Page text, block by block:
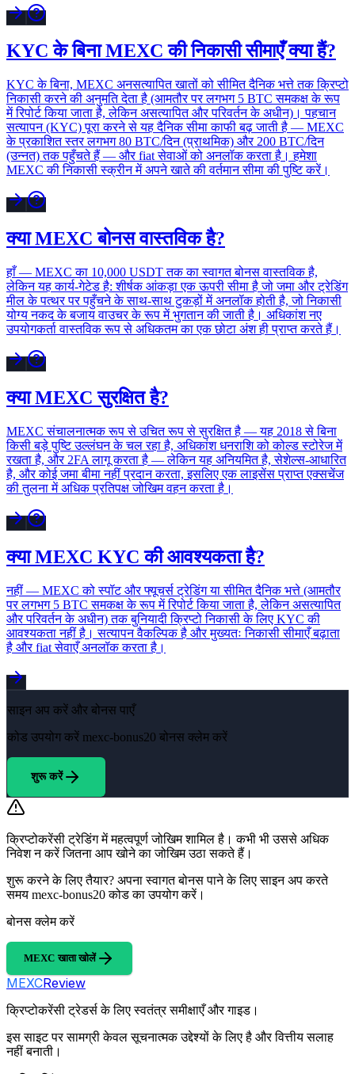
KYC के बिना MEXC की निकासी सीमाएँ क्या हैं?
KYC के बिना, MEXC अनसत्यापित खातों को सीमित दैनिक भत्ते तक क्रिप्टो
निकासी करने की अनुमति देता है (आमतौर पर लगभग 5 BTC समकक्ष के रूप
में रिपोर्ट किया जाता है, लेकिन असत्यापित और परिवर्तन के अधीन)। पहचान
सत्यापन (KYC) पूरा करने से यह दैनिक सीमा काफी बढ़ जाती है — MEXC
के प्रकाशित स्तर लगभग 80 BTC/दिन (प्राथमिक) और 200 BTC/दिन
(उन्नत) तक पहुँचते हैं — और fiat सेवाओं को अनलॉक करता है। हमेशा
MEXC की निकासी स्क्रीन में अपने खाते की वर्तमान सीमा की पुष्टि करें।
क्या MEXC बोनस वास्तविक है?
हाँ — MEXC का 10,000 USDT तक का स्वागत बोनस वास्तविक है,
लेकिन यह कार्य-गेटेड है: शीर्षक आंकड़ा एक ऊपरी सीमा है जो जमा और ट्रेडिंग
मील के पत्थर पर पहुँचने के साथ-साथ टुकड़ों में अनलॉक होती है, जो निकासी
योग्य नकद के बजाय वाउचर के रूप में भुगतान की जाती है। अधिकांश नए
उपयोगकर्ता वास्तविक रूप से अधिकतम का एक छोटा अंश ही प्राप्त करते हैं।
क्या MEXC सुरक्षित है?
MEXC संचालनात्मक रूप से उचित रूप से सुरक्षित है — यह 2018 से बिना
किसी बड़े पुष्टि उल्लंघन के चल रहा है, अधिकांश धनराशि को कोल्ड स्टोरेज में
रखता है, और 2FA लागू करता है — लेकिन यह अनियमित है, सेशेल्स-आधारित
है, और कोई जमा बीमा नहीं प्रदान करता, इसलिए एक लाइसेंस प्राप्त एक्सचेंज
की तुलना में अधिक प्रतिपक्ष जोखिम वहन करता है।
क्या MEXC KYC की आवश्यकता है?
नहीं — MEXC को स्पॉट और फ्यूचर्स ट्रेडिंग या सीमित दैनिक भत्ते (आमतौर
पर लगभग 5 BTC समकक्ष के रूप में रिपोर्ट किया जाता है, लेकिन असत्यापित
और परिवर्तन के अधीन) तक बुनियादी क्रिप्टो निकासी के लिए KYC की
आवश्यकता नहीं है। सत्यापन वैकल्पिक है और मुख्यतः निकासी सीमाएँ बढ़ाता
है और fiat सेवाएँ अनलॉक करता है।
साइन अप करें और बोनस पाएँ
कोड उपयोग करें mexc-bonus20 बोनस क्लेम करें
शुरू करें
क्रिप्टोकरेंसी ट्रेडिंग में महत्वपूर्ण जोखिम शामिल है। कभी भी उससे अधिक
निवेश न करें जितना आप खोने का जोखिम उठा सकते हैं।
शुरू करने के लिए तैयार? अपना स्वागत बोनस पाने के लिए साइन अप करते
समय mexc-bonus20 कोड का उपयोग करें।
बोनस क्लेम करें
MEXC खाता खोलें
MEXCReview
क्रिप्टोकरेंसी ट्रेडर्स के लिए स्वतंत्र समीक्षाएँ और गाइड।
इस साइट पर सामग्री केवल सूचनात्मक उद्देश्यों के लिए है और वित्तीय सलाह
नहीं बनाती।